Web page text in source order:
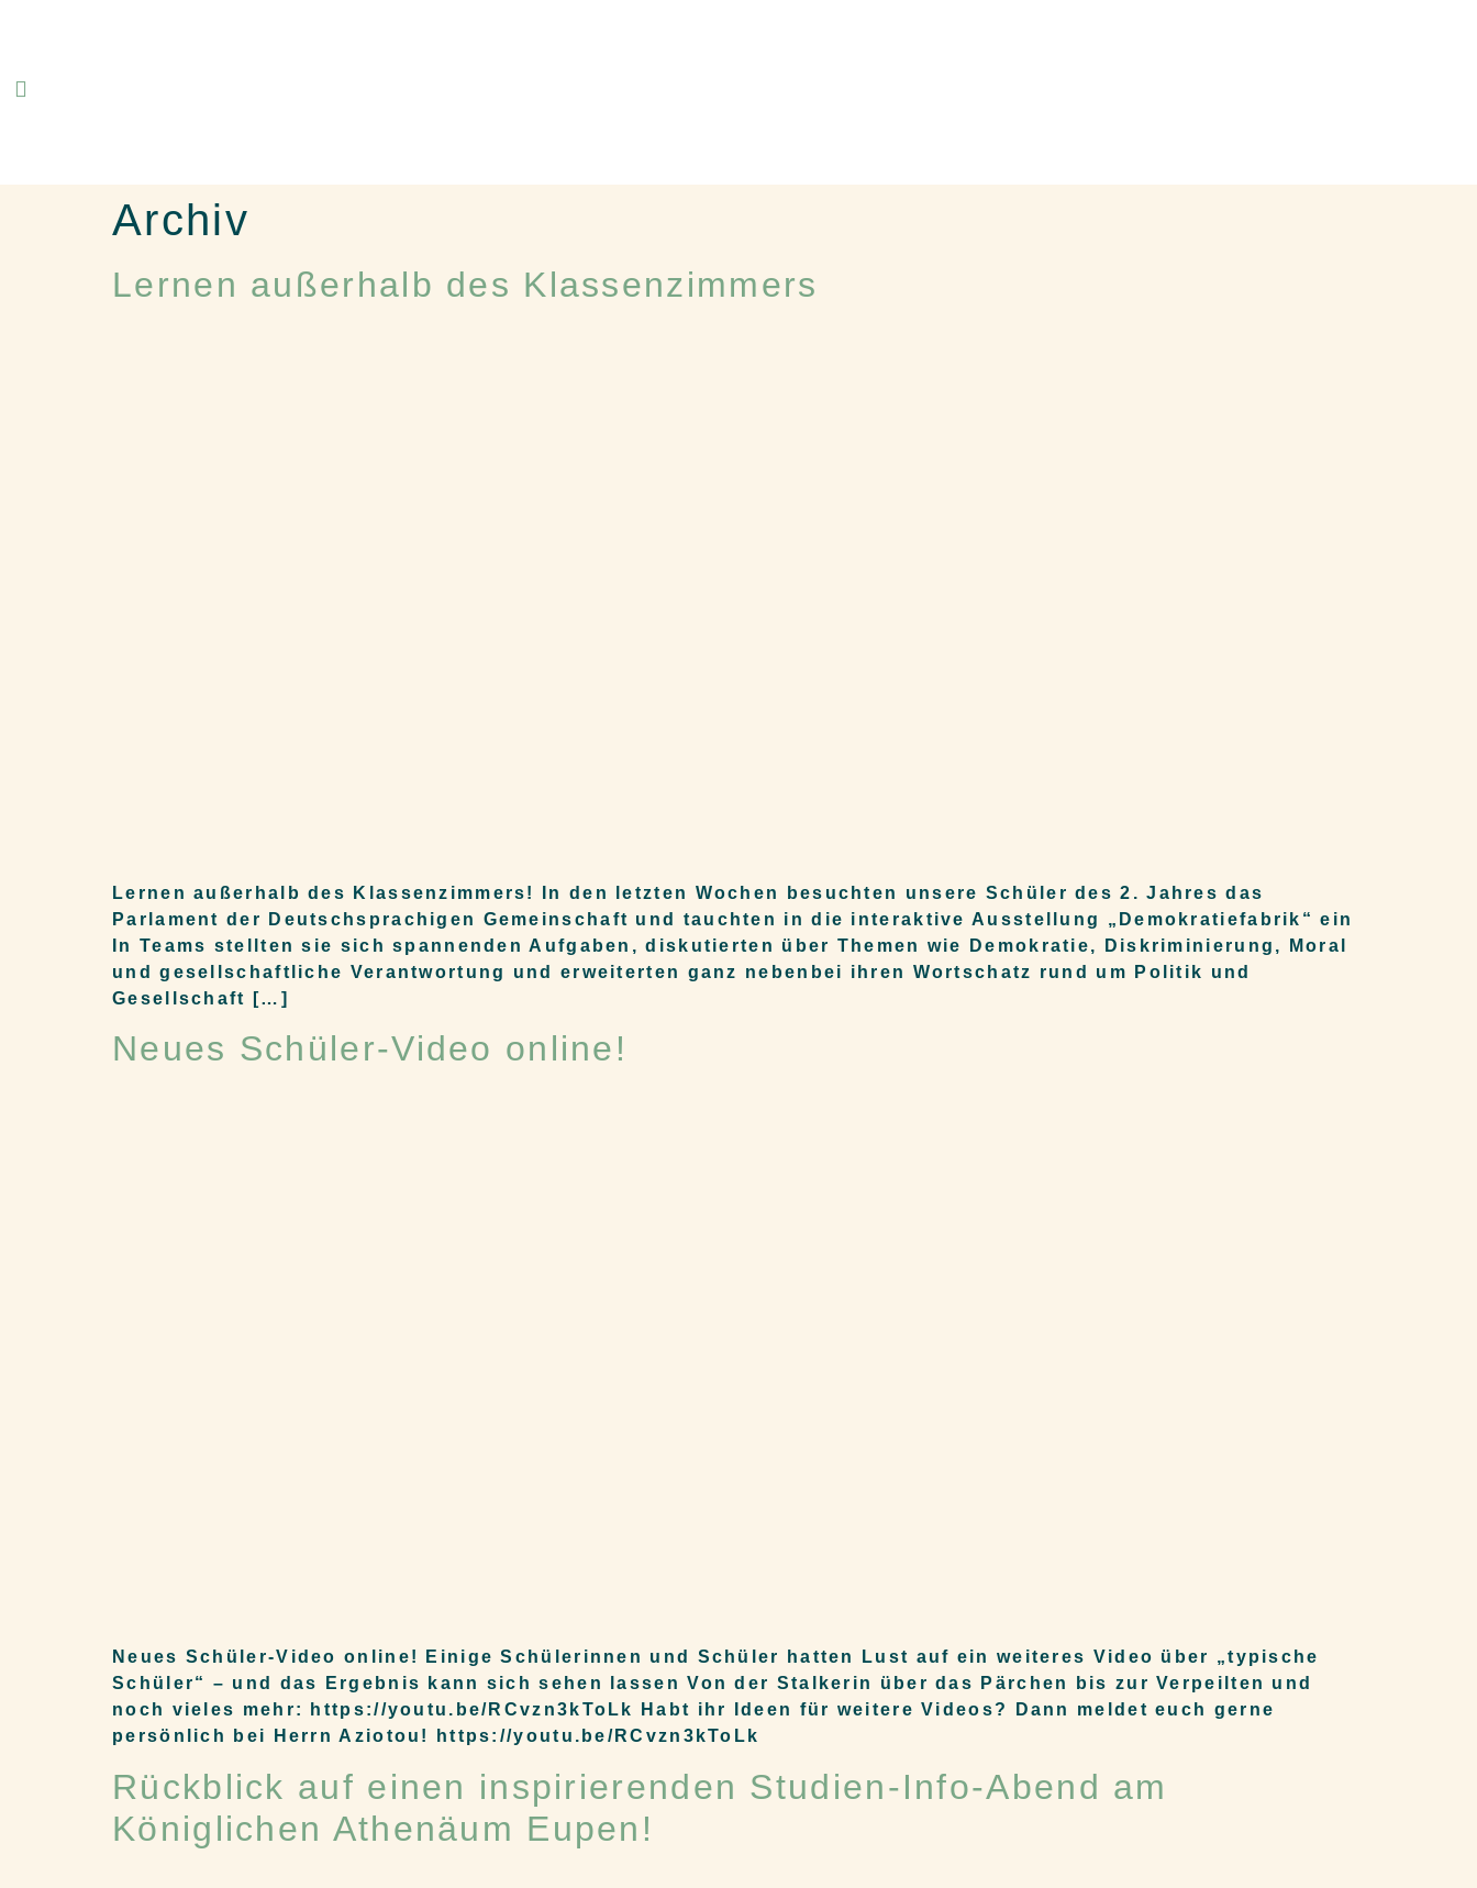
Archiv
Lernen außerhalb des Klassenzimmers
Lernen außerhalb des Klassenzimmers! In den letzten Wochen besuchten unsere Schüler des 2. Jahres das
Parlament der Deutschsprachigen Gemeinschaft und tauchten in die interaktive Ausstellung „Demokratiefabrik“ ein
In Teams stellten sie sich spannenden Aufgaben, diskutierten über Themen wie Demokratie, Diskriminierung, Moral
und gesellschaftliche Verantwortung und erweiterten ganz nebenbei ihren Wortschatz rund um Politik und
Gesellschaft […]
Neues Schüler-Video online!
Neues Schüler-Video online! Einige Schülerinnen und Schüler hatten Lust auf ein weiteres Video über „typische
Schüler“ – und das Ergebnis kann sich sehen lassen Von der Stalkerin über das Pärchen bis zur Verpeilten und
noch vieles mehr: https://youtu.be/RCvzn3kToLk Habt ihr Ideen für weitere Videos? Dann meldet euch gerne
persönlich bei Herrn Aziotou! https://youtu.be/RCvzn3kToLk
Rückblick auf einen inspirierenden Studien-Info-Abend am
Königlichen Athenäum Eupen!